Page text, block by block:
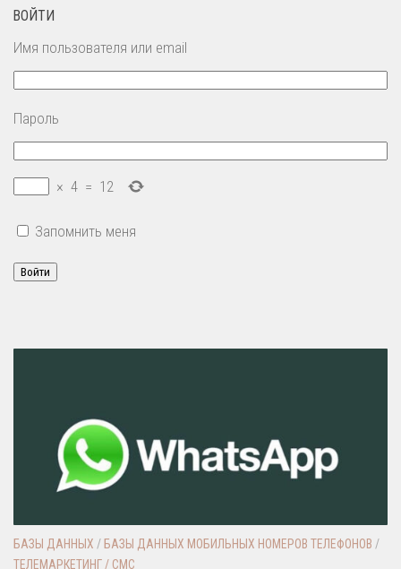
ВОЙТИ
Имя пользователя или email
Пароль
× 4 = 12
Запомнить меня
Войти
БАЗЫ ДАННЫХ / БАЗЫ ДАННЫХ МОБИЛЬНЫХ НОМЕРОВ ТЕЛЕФОНОВ /
ТЕЛЕМАРКЕТИНГ / СМС